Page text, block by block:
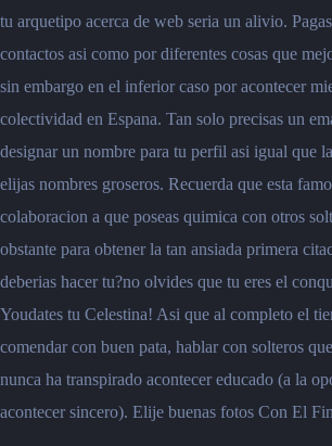
tu arquetipo acerca de web seria un alivio.
contactos asi como por diferentes cosas que
sin embargo en el inferior caso por acontecer
colectividad en Espana. Tan solo precisas un
designar un nombre para tu perfil asi igual que
elijas nombres groseros. Recuerda que esta
colaboracion a que poseas quimica con otros
obstante para obtener la tan ansiada primera
deberias hacer tu?no olvides que tu eres el
Youdates tu Celestina! Asi que al completo el
comendar con buen pata, hablar con solteros
nunca ha transpirado acontecer educado (a la
acontecer sincero). Elije buenas fotos Con El